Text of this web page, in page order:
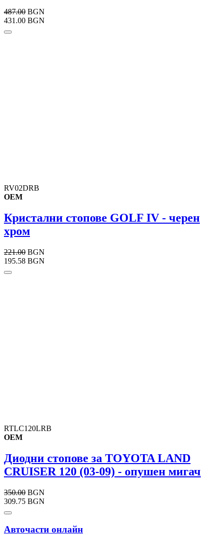
487.00 BGN
431.00 BGN
RV02DRB
OEM
Кристални стопове GOLF IV - черен
хром
221.00 BGN
195.58 BGN
RTLC120LRB
OEM
Диодни стопове за TOYOTA LAND
CRUISER 120 (03-09) - опушен мигач
350.00 BGN
309.75 BGN
Авточасти онлайн